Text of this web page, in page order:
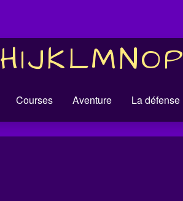
HIJKLMNOP
Courses Aventure La défense